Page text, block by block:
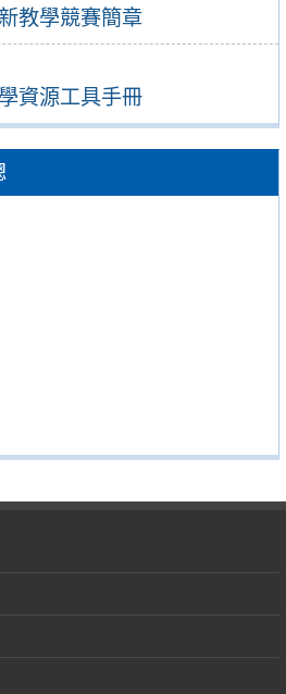
教學競賽簡章
資源工具手冊